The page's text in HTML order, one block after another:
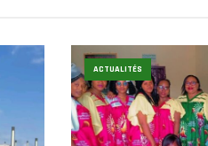
ACTUALITÉS